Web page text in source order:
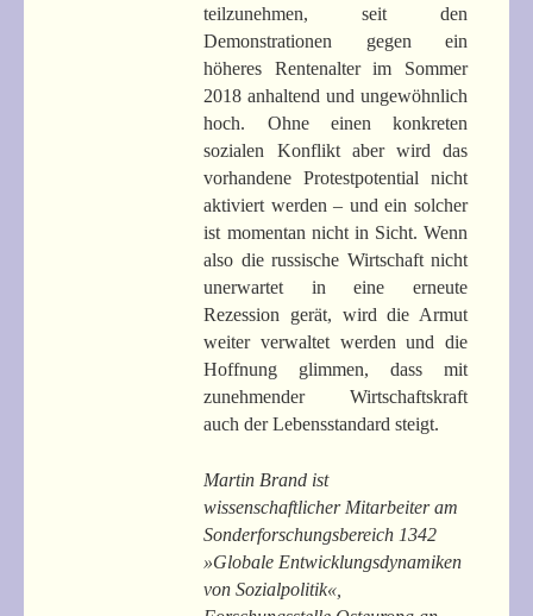
teilzunehmen, seit den
Demonstrationen gegen ein
höheres Rentenalter im Sommer
2018 anhaltend und ungewöhnlich
hoch. Ohne einen konkreten
sozialen Konflikt aber wird das
vorhandene Protestpotential nicht
aktiviert werden – und ein solcher
ist momentan nicht in Sicht. Wenn
also die russische Wirtschaft nicht
unerwartet in eine erneute
Rezession gerät, wird die Armut
weiter verwaltet werden und die
Hoffnung glimmen, dass mit
zunehmender Wirtschaftskraft
auch der Lebensstandard steigt.
Martin Brand ist
wissenschaftlicher Mitarbeiter am
Sonderforschungsbereich 1342
»Globale Entwicklungsdynamiken
von Sozialpolitik«,